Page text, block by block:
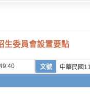
生委員會設置要點
文號 中華民國